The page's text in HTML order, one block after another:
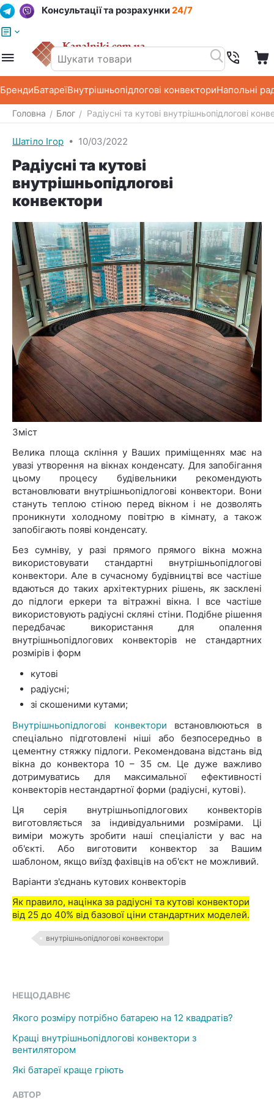
Консультації та розрахунки24/7
БрендиБатареїВнутрішньопідлогові конвекториНапольні
Головна / Блог / Радіусні та кутові внутрішньопідлогові
Шатіло Ігор • 10/03/2022
Радіусні та кутові
внутрішньопідлогові
конвектори
Зміст
Велика площа скління у Ваших приміщеннях має на
увазі утворення на вікнах конденсату. Для запобігання
цьому процесу будівельники рекомендують
встановлювати внутрішньопідлогові конвектори. Вони
стануть теплою стіною перед вікном і не дозволять
проникнути холодному повітрю в кімнату, а також
запобігають появі конденсату.
Без сумніву, у разі прямого прямого вікна можна
використовувати стандартні внутрішньопідлогові
конвектори. Але в сучасному будівництві все частіше
вдаються до таких архітектурних рішень, як засклені
до підлоги еркери та вітражні вікна. І все частіше
використовують радіусні скляні стіни. Подібне рішення
передбачає використання для опалення
внутрішньопідлогових конвекторів не стандартних
розмірів і форм
кутові
радіусні;
зі скошеними кутами;
Внутрішньопідлогові конвектори встановлюються в
спеціально підготовлені ніші або безпосередньо в
цементну стяжку підлоги. Рекомендована відстань від
вікна до конвектора 10 – 35 см. Це дуже важливо
дотримуватись для максимальної ефективності
конвекторів нестандартної форми (радіусні, кутові).
Ця серія внутрішньопідлогових конвекторів
виготовляється за індивідуальними розмірами. Ці
виміри можуть зробити наші спеціалісти у вас на
об'єкті. Або виготовити конвектор за Вашим
шаблоном, якщо виїзд фахівців на об'єкт не можливий.
Варіанти з'єднань кутових конвекторів
Як правило, націнка за радіусні та кутові конвектори
від 25 до 40% від базової ціни стандартних моделей.
внутрішньопідлогові конвектори
НЕЩОДАВНЄ
Якого розміру потрібно батарею на 12 квадратів?
Кращі внутрішньопідлогові конвектори з
вентилятором
Які батареї краще гріють
АВТОР